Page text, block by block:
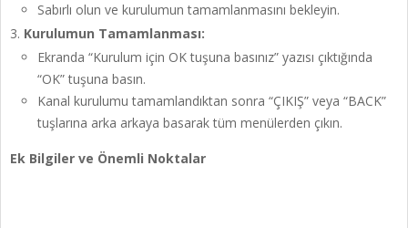
Sabırlı olun ve kurulumun tamamlanmasını bekleyin.
Kurulumun Tamamlanması:
Ekranda “Kurulum için OK tuşuna basınız” yazısı çıktığında
“OK” tuşuna basın.
Kanal kurulumu tamamlandıktan sonra “ÇIKIŞ” veya “BACK”
tuşlarına arka arkaya basarak tüm menülerden çıkın.
Ek Bilgiler ve Önemli Noktalar